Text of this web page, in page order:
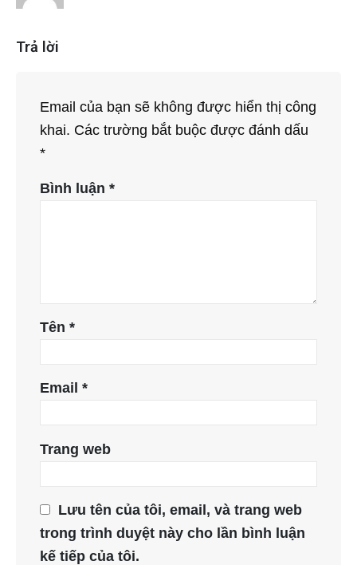
Trả lời
Email của bạn sẽ không được hiển thị công
khai. Các trường bắt buộc được đánh dấu
*
Bình luận *
Tên *
Email *
Trang web
Lưu tên của tôi, email, và trang web
trong trình duyệt này cho lần bình luận
kế tiếp của tôi.